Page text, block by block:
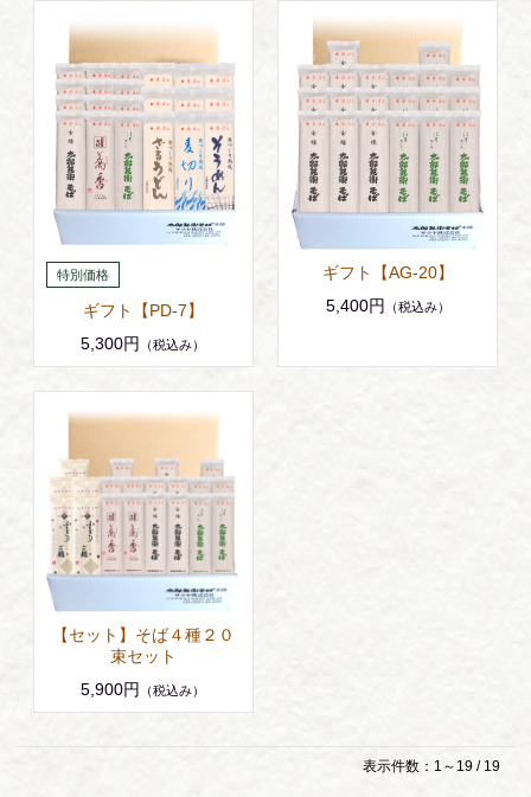
ギフト【PD-7】
5,300円
（税込み）
ギフト【AG-20】
5,400円
（税込み）
【セット】そば４種２０
束セット
5,900円
（税込み）
表示件数：1～19 / 19